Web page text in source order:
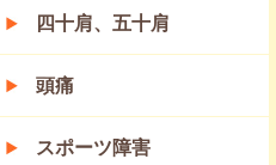
四十肩、五十肩
頭痛
スポーツ障害